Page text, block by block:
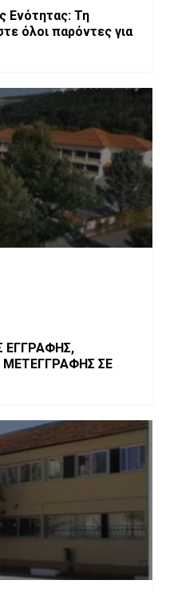
Ενότητας: Τη
όλοι παρόντες για
ΕΓΓΡΑΦΗΣ,
ΣΕ